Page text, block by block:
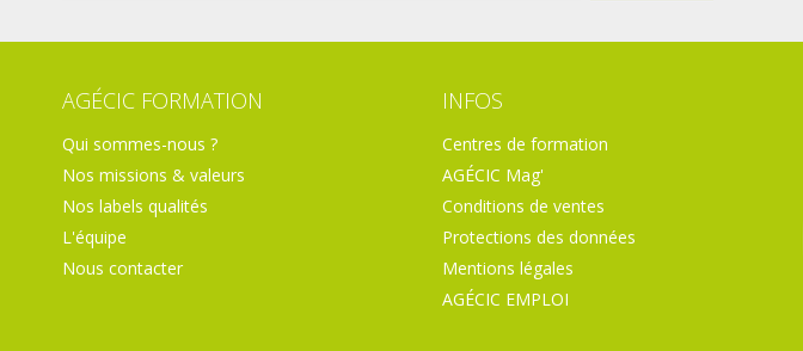
AGÉCIC FORMATION
Qui sommes-nous ?
Nos missions & valeurs
Nos labels qualités
L'équipe
Nous contacter
INFOS
Centres de formation
AGÉCIC Mag'
Conditions de ventes
Protections des données
Mentions légales
AGÉCIC EMPLOI